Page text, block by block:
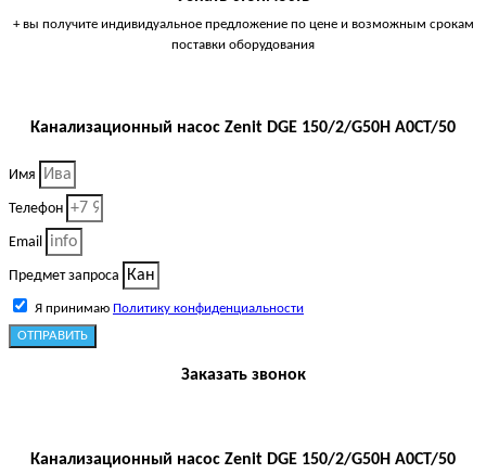
+ вы получите индивидуальное предложение по цене и возможным срокам
поставки оборудования
Канализационный насос Zenit DGE 150/2/G50H A0CT/50
Имя
Телефон
Email
Предмет запроса
Я принимаю Политику конфиденциальности
ОТПРАВИТЬ
Заказать звонок
Канализационный насос Zenit DGE 150/2/G50H A0CT/50